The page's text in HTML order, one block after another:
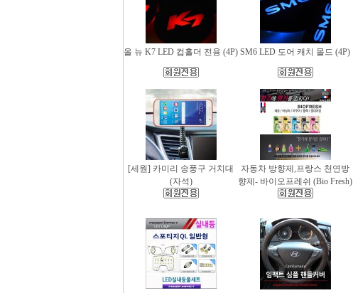
올 뉴 K7 LED 컵홀더 전용 (4P) SM6 LED 도어 캐치 몰드 (4P)
[세원] 카미리 송풍구 거치대
(자석)
자동차 방향제,프랑스 천연방
향제- 바이오프레쉬 (Bio Fresh)